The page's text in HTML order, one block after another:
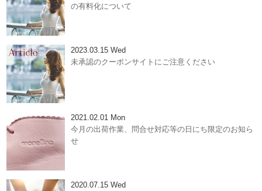
の有料化について
2023.03.15 Wed
未承認のクーポンサイトにご注意ください
2021.02.01 Mon
今月の出荷作業、問合せ対応等の日にち限定のお知ら
せ
2020.07.15 Wed